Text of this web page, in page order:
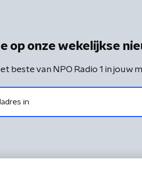
op onze wekelijkse
beste van NPO Radio 1 in jouw